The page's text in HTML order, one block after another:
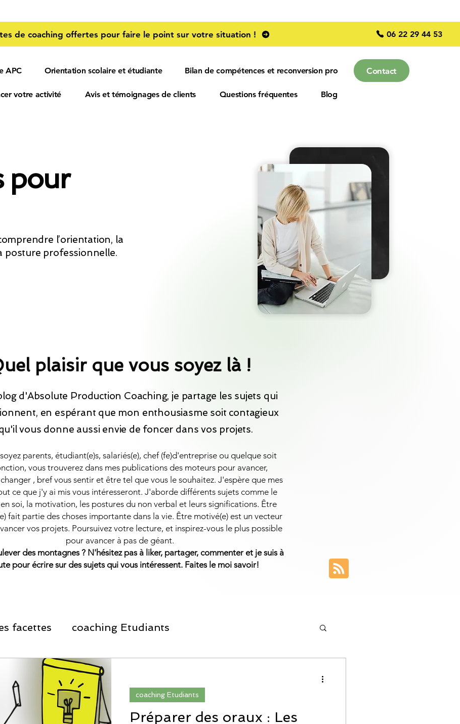
de coaching offertes pour faire le point sur votre situation ! 06 22 29 44 53
APC Orientation scolaire et étudiante Bilan de compétences et reconversion pro
votre activité Avis et témoignages de clients Questions fréquentes Blog
Contact
pour
l’orientation, la
posture professionnelle.
plaisir que vous soyez là !
d'Absolute Production Coaching, je partage les sujets qui
en espérant que mon enthousiasme soit contagieux
vous donne aussi envie de foncer dans vos projets.
parents, étudiant(e)s, salariés(e), chef (fe)d'entreprise ou quelque soit
vous trouverez dans mes publications des moteurs pour avancer,
, bref vous sentir et être tel que vous le souhaitez. J'espère que mes
ce que j'y ai mis vous intéresseront. J'aborde différents sujets comme le
soi, la motivation, les postures du non verbal et leurs significations. Être
fait partie des choses importante dans la vie. Être motivé(e) est un vecteur
vos projets. Poursuivez votre lecture, et inspirez-vous le plus possible
pour avancer à pas de géant.
des montagnes ?​ N'hésitez pas à liker, partager, commenter et je suis à
pour écrire sur des sujets qui vous intéressent. Faites le moi savoir!
facettes coaching Etudiants
Personnel
ORIENTATION SCOLAIRE
Préparer des oraux : Les
coaching Etudiants